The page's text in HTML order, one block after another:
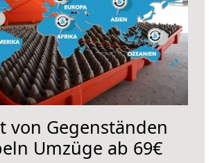
von Gegenständen
Umzüge ab 69€